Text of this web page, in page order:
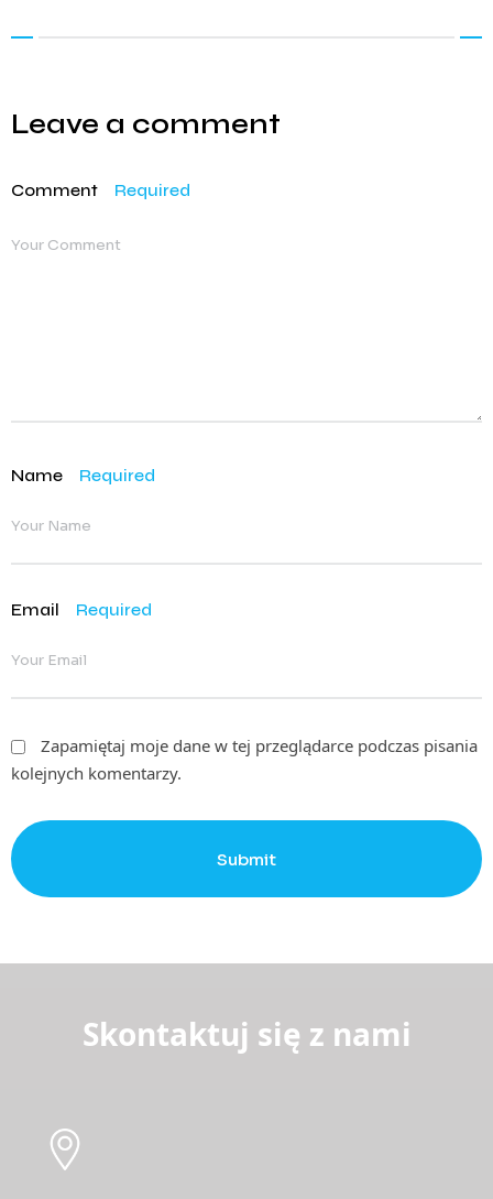
Leave a comment
Comment Required
Name Required
Email Required
Zapamiętaj moje dane w tej przeglądarce podczas pisania
kolejnych komentarzy.
Submit
Skontaktuj się z nami